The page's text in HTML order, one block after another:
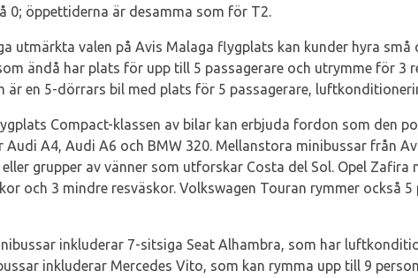
0; öppettiderna är desamma som för T2.
utmärkta valen på Avis Malaga flygplats kan kunder hyra
ändå har plats för upp till 5 passagerare och utrymme för 3
är en 5-dörrars bil med plats för 5 passagerare,
Compact-klassen av bilar kan erbjuda fordon som den
Audi A4, Audi A6 och BMW 320. Mellanstora minibussar från
grupper av vänner som utforskar Costa del Sol. Opel
och 3 mindre resväskor. Volkswagen Touran rymmer också
inkluderar 7-sitsiga Seat Alhambra, som har
inkluderar Mercedes Vito, som kan rymma upp till 9